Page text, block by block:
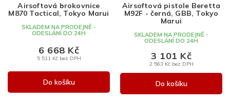
Airsoftová brokovnice
M870 Tactical, Tokyo Marui
SKLADEM NA PRODEJNĚ -
ODESLÁNÍ DO 24H
5 511 Kč bez DPH
6 668 Kč
Do košíku
Airsoftová pistole Beretta
M92F - černá, GBB, Tokyo
Marui
SKLADEM NA PRODEJNĚ -
ODESLÁNÍ DO 24H
2 563 Kč bez DPH
3 101 Kč
Do košíku